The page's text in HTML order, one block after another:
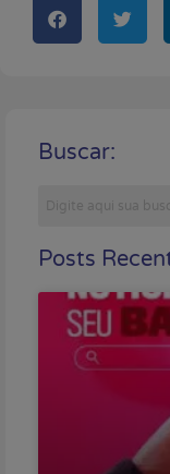
Buscar:
Posts